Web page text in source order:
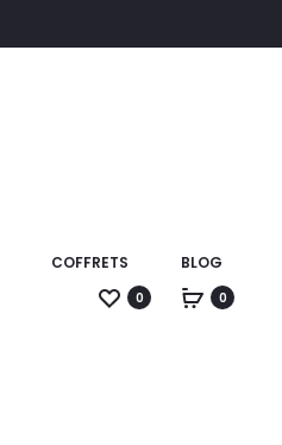
COFFRETS BLOG
0 0